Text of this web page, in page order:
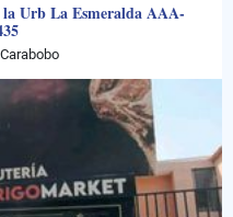
Urb La Esmeralda AAA-